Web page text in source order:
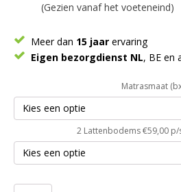
(Gezien vanaf het voeteneind)
Meer dan 15 jaar ervaring
Eigen bezorgdienst NL, BE en
Matrasmaat
2 Lattenbodems €59,00 p/